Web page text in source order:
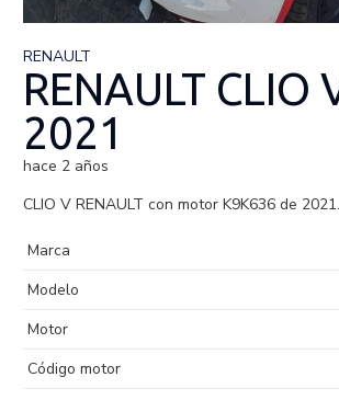
RENAULT
RENAULT CLIO
2021
hace 2 años
CLIO V RENAULT con motor K9K636 de 2021.
Marca
Modelo
Motor
Código motor